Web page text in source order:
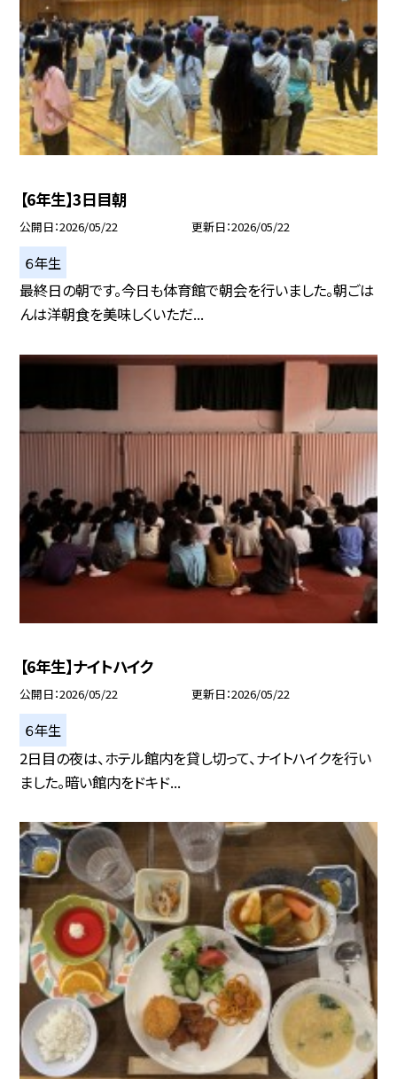
【6年生】3日目朝
公開日 2026/05/22 更新日 2026/05/22
６年生
最終日の朝です。今日も体育館で朝会を行いました。朝ごは
んは洋朝食を美味しくいただ...
【6年生】ナイトハイク
公開日 2026/05/22 更新日 2026/05/22
６年生
2日目の夜は、ホテル館内を貸し切って、ナイトハイクを行い
ました。暗い館内をドキド...